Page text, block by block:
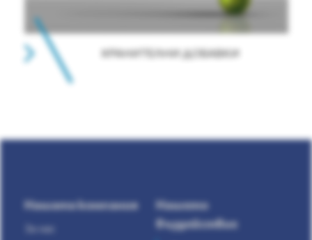
ХРАНИТЕЛНИ ДОБАВКИ
Нашата компания
За нас
Нашето
въздействие